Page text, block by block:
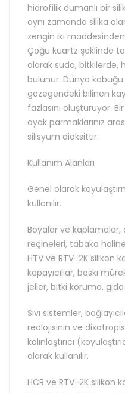
hidrofilik dumanlı bir
aynı zamanda silika
zengin iki
Çoğu kuartz şeklinde
olarak suda, bitkilerde,
bulunur. Dünya
gezegendeki bilinen
fazlasını oluşturuyor.
ayak parmaklarınız
silisyum dioksittir.
Kullanım Alanları
Genel olarak
kullanılır.
Boyalar ve
reçineleri, tabaka
HTV ve RTV-2K silikon
kapayıcılıar, baskı
jeller, bitki koruma,
Sıvı sistemler,
reolojisinin ve
kalınlaştırıcı
olarak kullanılır.
HCR ve RTV-2K silikon